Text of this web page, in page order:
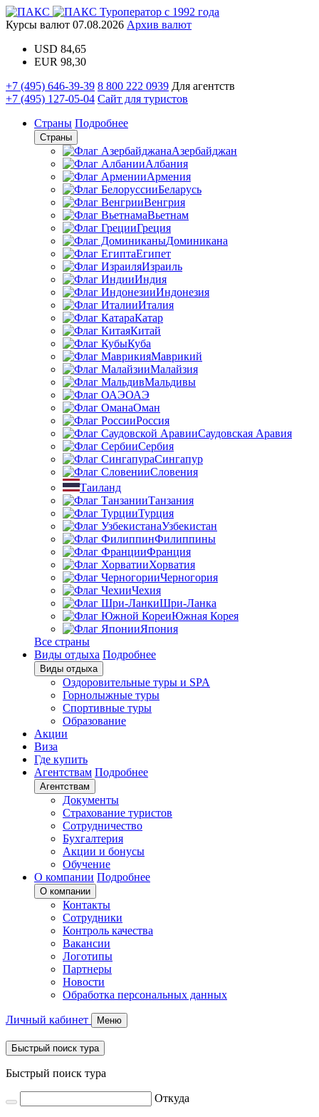
Туроператор с 1992 года
Курсы валют 07.08.2026 Архив валют
USD 84,65
EUR 98,30
+7 (495) 646-39-39 8 800 222 0939 Для агентств
+7 (495) 127-05-04 Сайт для туристов
Страны Подробнее
Страны
Азербайджан
Албания
Армения
Беларусь
Венгрия
Вьетнам
Греция
Доминикана
Египет
Израиль
Индия
Индонезия
Италия
Катар
Китай
Куба
Маврикий
Малайзия
Мальдивы
ОАЭ
Оман
Россия
Саудовская Аравия
Сербия
Сингапур
Словения
Таиланд
Танзания
Турция
Узбекистан
Филиппины
Франция
Хорватия
Черногория
Чехия
Шри-Ланка
Южная Корея
Япония
Все страны
Виды отдыха Подробнее
Виды отдыха
Оздоровительные туры и SPA
Горнолыжные туры
Спортивные туры
Образование
Акции
Виза
Где купить
Агентствам Подробнее
Агентствам
Документы
Страхование туристов
Сотрудничество
Бухгалтерия
Акции и бонусы
Обучение
О компании Подробнее
О компании
Контакты
Сотрудники
Контроль качества
Вакансии
Логотипы
Партнеры
Новости
Обработка персональных данных
Личный кабинет Меню
Быстрый поиск тура
Быстрый поиск тура
Откуда